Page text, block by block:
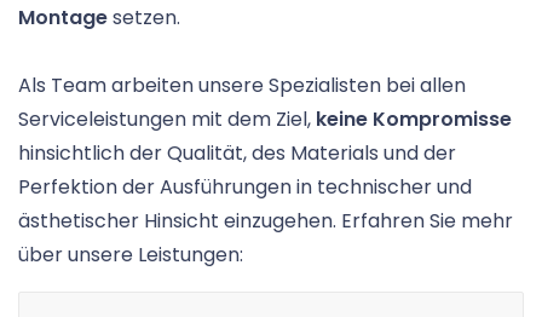
Montagesetzen.
Als Team arbeiten unsere Spezialisten bei allen
Serviceleistungen mit dem Ziel, keine Kompromisse
hinsichtlich der Qualität, des Materials und der
Perfektion der Ausführungen in technischer und
ästhetischer Hinsicht einzugehen. Erfahren Sie mehr
über unsere Leistungen: